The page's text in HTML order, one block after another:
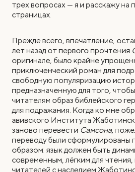
трех вопросах — я и расскажу на
страницах.
Прежде всего, впечатление,
лет назад от первого прочтения
оригинале, было крайне
приключенческий роман для
свободную популяризацию
предназначенную для того,
читателям образ библейского
для подражания. Когда ко мне
авивского Института
заново перевести Самсона,
переводу были сформулированы
образом: язык должен быть
современным, лёгким для
читателей с наследием